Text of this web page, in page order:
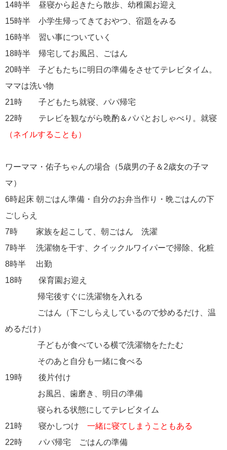
14時半 昼寝から起きたら散歩、幼稚園お迎え
15時半 小学生帰ってきておやつ、宿題をみる
16時半 習い事についていく
18時半 帰宅してお風呂、ごはん
20時半 子どもたちに明日の準備をさせてテレビタイム。
ママは洗い物
21時 子どもたち就寝、パパ帰宅
22時 テレビを観ながら晩酌＆パパとおしゃべり。就寝
（ネイルすることも）
ワーママ・佑子ちゃんの場合（5歳男の子＆2歳女の子マ
マ）
6時起床 朝ごはん準備・自分のお弁当作り・晩ごはんの下
ごしらえ
7時 家族を起こして、朝ごはん 洗濯
7時半 洗濯物を干す、クイックルワイパーで掃除、化粧
8時半 出勤
18時 保育園お迎え
帰宅後すぐに洗濯物を入れる
ごはん（下ごしらえしているので炒めるだけ、温
めるだけ）
子どもが食べている横で洗濯物をたたむ
そのあと自分も一緒に食べる
19時 後片付け
お風呂、歯磨き、明日の準備
寝られる状態にしてテレビタイム
21時 寝かしつけ 一緒に寝てしまうこともある
22時 パパ帰宅 ごはんの準備